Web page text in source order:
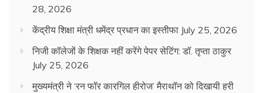
28, 2026
केंद्रीय शिक्षा मंत्री धमेंद्र प्रधान का इस्तीफा July 25, 2026
निजी कॉलेजों के शिक्षक नहीं करेंगे पेपर सेटिंग: डॉ. तृप्ता ठाकुर
July 25, 2026
मुख्यमंत्री ने ‘रन फॉर कारगिल हीरोज’ मैराथॉन को दिखायी हरी